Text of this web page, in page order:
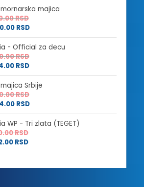
majica
RSD
RSD
- Official za decu
RSD
RSD
Srbije
RSD
RSD
WP - Tri zlata (TEGET)
RSD
RSD